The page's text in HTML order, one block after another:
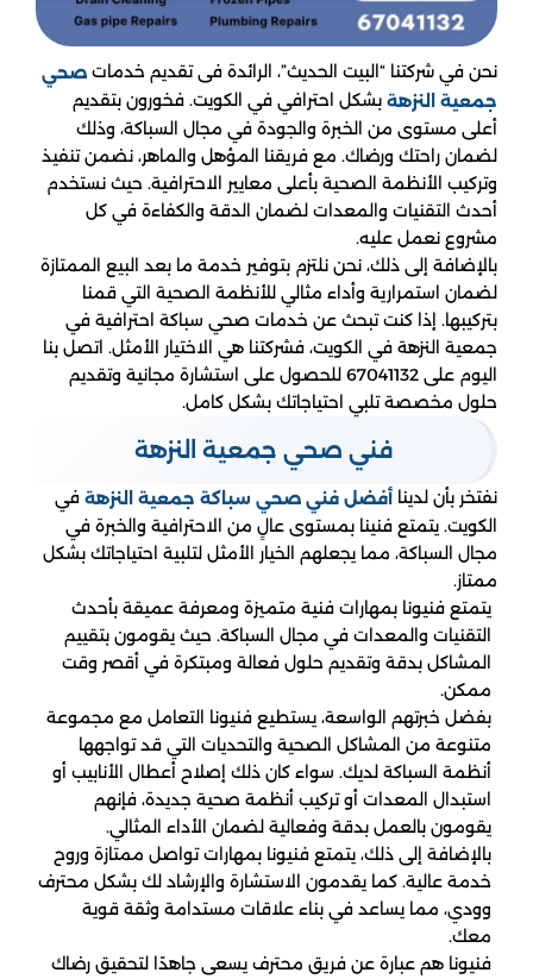
نحن في شركتنا “البيت الحديث”، الرائدة فى تقديم خدمات صحي
جمعية النزهة بشكل احترافي في الكويت. فخورون بتقديم
أعلى مستوى من الخبرة والجودة في مجال السباكة، وذلك
لضمان راحتك ورضاك. مع فريقنا المؤهل والماهر، نضمن تنفيذ
وتركيب الأنظمة الصحية بأعلى معايير الاحترافية. حيث نستخدم
أحدث التقنيات والمعدات لضمان الدقة والكفاءة في كل
مشروع نعمل عليه.
بالإضافة إلى ذلك، نحن نلتزم بتوفير خدمة ما بعد البيع الممتازة
لضمان استمرارية وأداء مثالي للأنظمة الصحية التي قمنا
بتركيبها. إذا كنت تبحث عن خدمات صحي سباكة احترافية في
جمعية النزهة في الكويت، فشركتنا هي الاختيار الأمثل. اتصل بنا
اليوم على 67041132 للحصول على استشارة مجانية وتقديم
حلول مخصصة تلبي احتياجاتك بشكل كامل.
فني صحي جمعية النزهة
نفتخر بأن لدينا أفضل فني صحي سباكة جمعية النزهة في
الكويت. يتمتع فنينا بمستوى عالٍ من الاحترافية والخبرة في
مجال السباكة، مما يجعلهم الخيار الأمثل لتلبية احتياجاتك بشكل
ممتاز.
يتمتع فنيونا بمهارات فنية متميزة ومعرفة عميقة بأحدث
التقنيات والمعدات في مجال السباكة. حيث يقومون بتقييم
المشاكل بدقة وتقديم حلول فعالة ومبتكرة في أقصر وقت
ممكن.
بفضل خبرتهم الواسعة، يستطيع فنيونا التعامل مع مجموعة
متنوعة من المشاكل الصحية والتحديات التي قد تواجهها
أنظمة السباكة لديك. سواء كان ذلك إصلاح أعطال الأنابيب أو
استبدال المعدات أو تركيب أنظمة صحية جديدة، فإنهم
يقومون بالعمل بدقة وفعالية لضمان الأداء المثالي.
بالإضافة إلى ذلك، يتمتع فنيونا بمهارات تواصل ممتازة وروح
خدمة عالية. كما يقدمون الاستشارة والإرشاد لك بشكل محترف
وودي، مما يساعد في بناء علاقات مستدامة وثقة قوية
معك.
فنيونا هم عبارة عن فريق محترف يسعى جاهدًا لتحقيق رضاك